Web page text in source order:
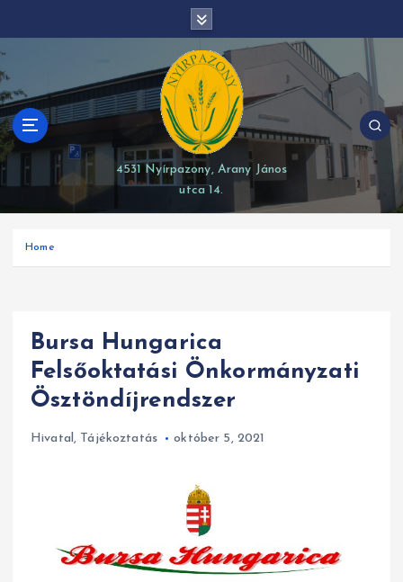
i
p
t
o
c
o
e
4531 Nyírpazony, Arany János
utca 14.
Home
Bursa Hungarica
Felsőoktatási Önkormányzati
Ösztöndíjrendszer
Hivatal , Tájékoztatás október 5, 2021
modal-check